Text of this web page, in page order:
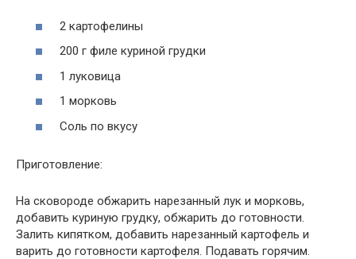
2 картофелины
200 г филе куриной грудки
1 луковица
1 морковь
Соль по вкусу
Приготовление:
На сковороде обжарить нарезанный лук и морковь,
добавить куриную грудку, обжарить до готовности.
Залить кипятком, добавить нарезанный картофель и
варить до готовности картофеля. Подавать горячим.